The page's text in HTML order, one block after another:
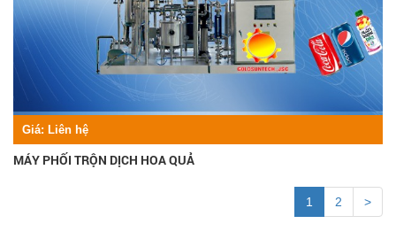
Giá: Liên hệ
MÁY PHỐI TRỘN DỊCH HOA QUẢ
1 2 >